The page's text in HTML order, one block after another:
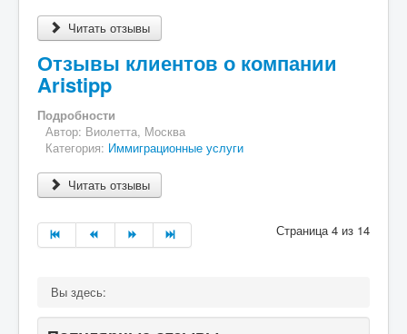
Читать отзывы
Отзывы клиентов о компании
Aristipp
Подробности
Автор: Виолетта, Москва
Категория: Иммиграционные услуги
Читать отзывы
Страница 4 из 14
Вы здесь: